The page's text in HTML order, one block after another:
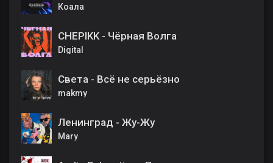
Коала
CHEPIKK - Чёрная Волга
Digital
Света - Всё не серьёзно
makmy
Ленинград - Жу-Жу
Mary